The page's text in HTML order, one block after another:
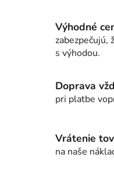
Výhodné
zabezpečujú,
s výhodou.
Doprava
pri platbe
Vrátenie
na naše